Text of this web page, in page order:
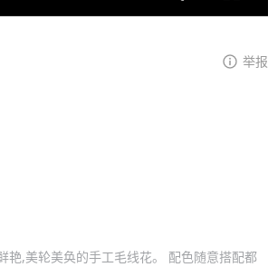
举报
艳,美轮美奂的手工毛线花。 配色随意搭配都